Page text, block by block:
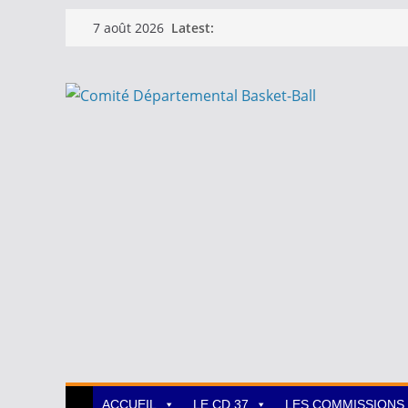
Passer7 août 2026 Latest:
ACCUEIL LE CD 37 LES COMMISSIONS